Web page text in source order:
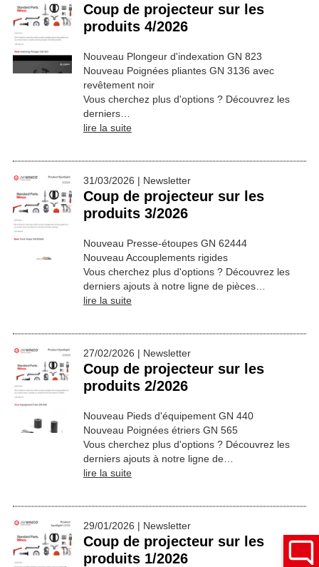
Coup de projecteur sur les
produits 4/2026
Nouveau Plongeur d'indexation GN 823
Nouveau Poignées pliantes GN 3136 avec
revêtement noir
Vous cherchez plus d'options ? Découvrez les
derniers…
lire la suite
31/03/2026 | Newsletter
Coup de projecteur sur les
produits 3/2026
Nouveau Presse-étoupes GN 62444
Nouveau Accouplements rigides
Vous cherchez plus d'options ? Découvrez les
derniers ajouts à notre ligne de pièces…
lire la suite
27/02/2026 | Newsletter
Coup de projecteur sur les
produits 2/2026
Nouveau Pieds d'équipement GN 440
Nouveau Poignées étriers GN 565
Vous cherchez plus d'options ? Découvrez les
derniers ajouts à notre ligne de…
lire la suite
29/01/2026 | Newsletter
Coup de projecteur sur les
produits 1/2026